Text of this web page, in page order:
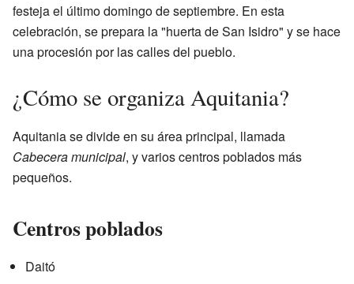
festeja el último domingo de septiembre. En esta
celebración, se prepara la "huerta de San Isidro" y se hace
una procesión por las calles del pueblo.
¿Cómo se organiza Aquitania?
Aquitania se divide en su área principal, llamada
Cabecera municipal, y varios centros poblados más
pequeños.
Centros poblados
Daitó